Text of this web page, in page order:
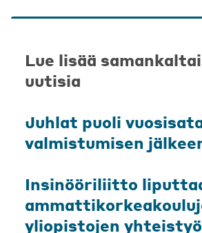
Lue lisää
uutisia
Juhlat puoli
valmistumisen
Insinööriliitto
yliopistojen